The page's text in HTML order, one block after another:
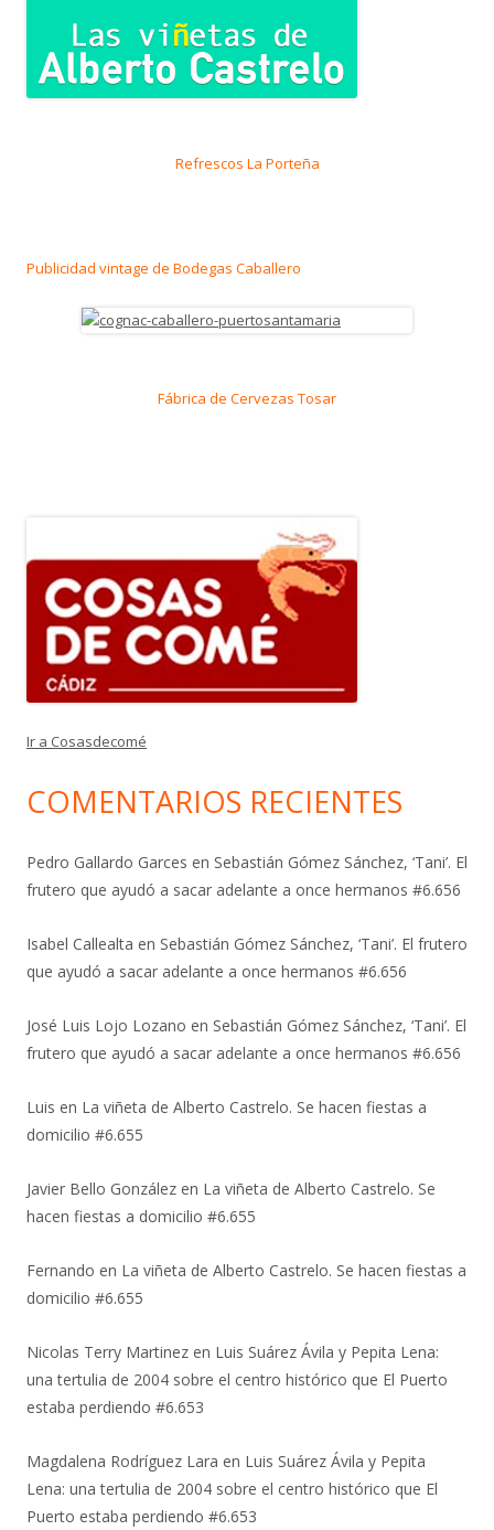
Refrescos La Porteña
Publicidad vintage de Bodegas Caballero
Fábrica de Cervezas Tosar
Ir a Cosasdecomé
COMENTARIOS RECIENTES
Pedro Gallardo Garces en Sebastián Gómez Sánchez, ‘Tani’. El
frutero que ayudó a sacar adelante a once hermanos #6.656
Isabel Callealta en Sebastián Gómez Sánchez, ‘Tani’. El frutero
que ayudó a sacar adelante a once hermanos #6.656
José Luis Lojo Lozano en Sebastián Gómez Sánchez, ‘Tani’. El
frutero que ayudó a sacar adelante a once hermanos #6.656
Luis en La viñeta de Alberto Castrelo. Se hacen fiestas a
domicilio #6.655
Javier Bello González en La viñeta de Alberto Castrelo. Se
hacen fiestas a domicilio #6.655
Fernando en La viñeta de Alberto Castrelo. Se hacen fiestas a
domicilio #6.655
Nicolas Terry Martinez en Luis Suárez Ávila y Pepita Lena:
una tertulia de 2004 sobre el centro histórico que El Puerto
estaba perdiendo #6.653
Magdalena Rodríguez Lara en Luis Suárez Ávila y Pepita
Lena: una tertulia de 2004 sobre el centro histórico que El
Puerto estaba perdiendo #6.653